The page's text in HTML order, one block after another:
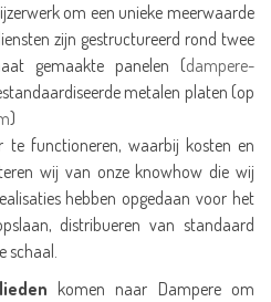
om een unieke meerwaarde
zijn gestructureerd rond twee
gemaakte panelen (dampere-
metalen platen (op
)
te functioneren, waarbij kosten en
wij van onze knowhow die wij
hebben opgedaan voor het
distribueren van standaard
schaal.
komen naar Dampere om